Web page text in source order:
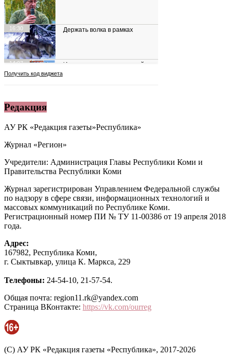
Редакция
АУ РК «Редакция газеты»Республика»
Журнал «Регион»
Учредители: Администрация Главы Республики Коми и
Правительства Республики Коми
Журнал зарегистрирован Управлением Федеральной службы
по надзору в сфере связи, информационных технологий и
массовых коммуникаций по Республике Коми.
Регистрационный номер ПИ № ТУ 11-00386 от 19 апреля 2018
года.
Адрес:
167982, Республика Коми,
г. Сыктывкар, улица К. Маркса, 229
Телефоны: 24-54-10, 21-57-54.
Общая почта: region11.rk@yandex.com
Страница ВКонтакте: https://vk.com/ourreg
(C) АУ РК «Редакция газеты «Республика», 2017-2026